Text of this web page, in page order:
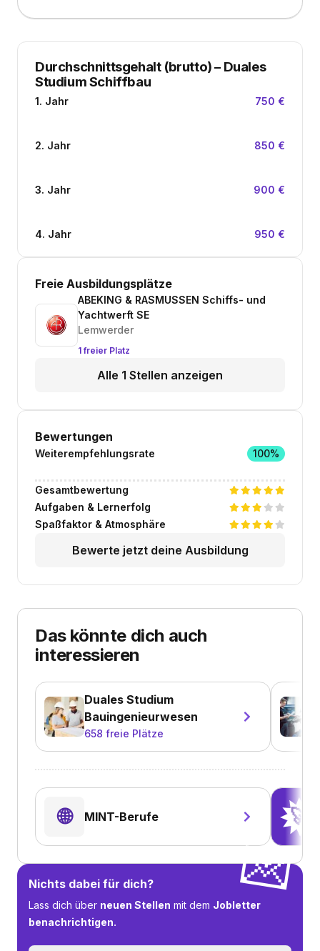
Durchschnittsgehalt (brutto)– Duales
Studium Schiffbau
1. Jahr 750 €
2. Jahr 850 €
3. Jahr 900 €
4. Jahr 950 €
Freie Ausbildungsplätze
ABEKING & RASMUSSEN Schiffs- und
Yachtwerft SE
Lemwerder
1 freier Platz
Alle 1 Stellen anzeigen
Bewertungen
Weiterempfehlungsrate 100%
Gesamtbewertung
Aufgaben & Lernerfolg
Spaßfaktor & Atmosphäre
Bewerte jetzt deine Ausbildung
Das könnte dich auch
interessieren
Duales Studium
Bauingenieurwesen
658 freie Plätze
🌐 MINT-Berufe 🚀
💌
Nichts dabei für dich?
Lass dich über neuen Stellen mit dem Jobletter
benachrichtigen.